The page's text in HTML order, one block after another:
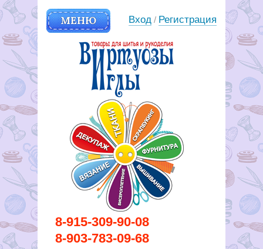
8-915-309-90-08
8-903-783-09-68
МЕНЮ
Вирутозы иглы. Товары для
шитья и рукоделья
Вход / Регистрация